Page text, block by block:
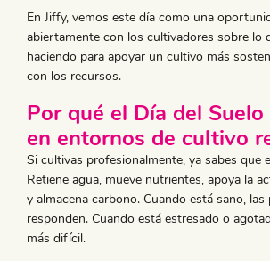
En Jiffy, vemos este día como una
abiertamente con los cultivadores sobre lo
haciendo para apoyar un cultivo más
con los recursos.
Por qué el Día del
en entornos de cultivo
Si cultivas profesionalmente, ya sabes que
Retiene agua, mueve nutrientes, apoya la
y almacena carbono. Cuando está sano, las
responden. Cuando está estresado o
más difícil.